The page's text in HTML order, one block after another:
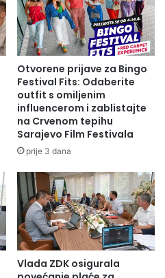
Otvorene prijave za Bingo
Festival Fits: Odaberite
outfit s omiljenim
influencerom i zablistajte
na Crvenom tepihu
Sarajevo Film Festivala
prije 3 dana
Vlada ZDK osigurala